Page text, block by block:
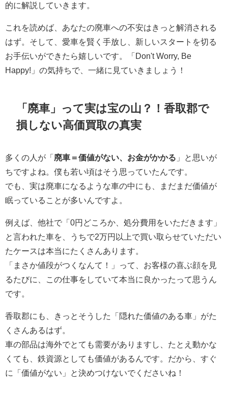
的に解説していきます。
これを読めば、あなたの廃車への不安はきっと解消される
はず。そして、愛車を賢く手放し、新しいスタートを切る
お手伝いができたら嬉しいです。「Don't Worry, Be
Happy!」の気持ちで、一緒に見ていきましょう！
「廃車」って実は宝の山？！香取郡で
損しない高価買取の真実
多くの人が「 廃車＝価値がない、お金がかかる 」と思いが
ちですよね。僕も若い頃はそう思っていたんです。
でも、実は廃車になるような車の中にも、まだまだ価値が
眠っていることが多いんですよ。
例えば、他社で「0円どころか、処分費用をいただきます」
と言われた車を、うちで2万円以上で買い取らせていただい
たケースは本当にたくさんあります。
「まさか値段がつくなんて！」って、お客様の喜ぶ顔を見
るたびに、この仕事をしていて本当に良かったって思うん
です。
香取郡にも、きっとそうした「隠れた価値のある車」がた
くさんあるはず。
車の部品は海外でとても需要がありますし、たとえ動かな
くても、鉄資源としても価値があるんです。だから、すぐ
に「価値がない」と決めつけないでくださいね！